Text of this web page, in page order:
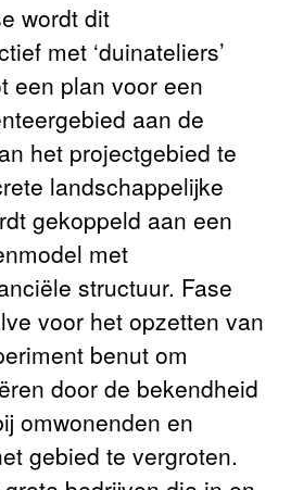
wordt dit
met ‘duinateliers’
een plan voor een
aan de
het projectgebied te
landschappelijke
gekoppeld aan een
met
structuur. Fase
voor het opzetten van
benut om
door de bekendheid
omwonenden en
gebied te vergroten.